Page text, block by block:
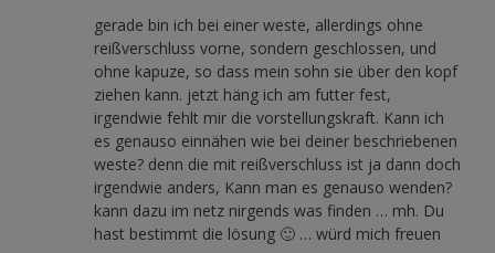
gerade bin ich bei einer weste, allerdings ohne
reißverschluss vorne, sondern geschlossen, und
ohne kapuze, so dass mein sohn sie über den kopf
ziehen kann. jetzt häng ich am futter fest,
irgendwie fehlt mir die vorstellungskraft. Kann ich
es genauso einnähen wie bei deiner beschriebenen
weste? denn die mit reißverschluss ist ja dann doch
irgendwie anders, Kann man es genauso wenden?
kann dazu im netz nirgends was finden … mh. Du
hast bestimmt die lösung 🙂 … würd mich freuen